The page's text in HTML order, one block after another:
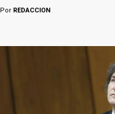
Por REDACCION